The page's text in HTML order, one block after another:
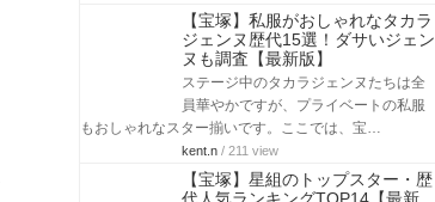
【宝塚】私服がおしゃれなタカラ
ジェンヌ歴代15選！ダサいジェン
ヌも調査【最新版】
ステージ中のタカラジェンヌたちは全
員華やかですが、プライベートの私服
もおしゃれなスター揃いです。ここでは、宝…
kent.n / 211 view
【宝塚】星組のトップスター・歴